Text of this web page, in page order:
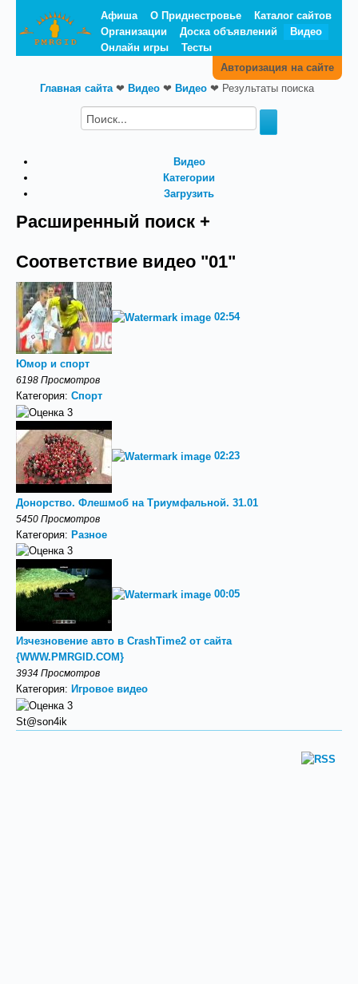
Афиша О Приднестровье
Каталог сайтов
Организации
Доска объявлений
Видео
Онлайн игры
Тесты
Авторизация на сайте
Главная сайта❤ Видео ❤ Видео ❤ Результаты поиска
Видео
Категории
Загрузить
Расширенный поиск +
Соответствие видео "01"
02:54
Юмор и спорт
6198 Просмотров
Категория: Спорт
02:23
Донорство. Флешмоб на Триумфальной. 31.01
5450 Просмотров
Категория: Разное
00:05
Изчезновение авто в CrashTime2 от сайта
{WWW.PMRGID.COM}
3934 Просмотров
Категория: Игровое видео
St@son4ik